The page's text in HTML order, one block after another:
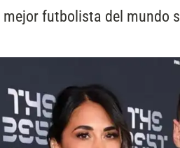
mejor futbolista del mundo